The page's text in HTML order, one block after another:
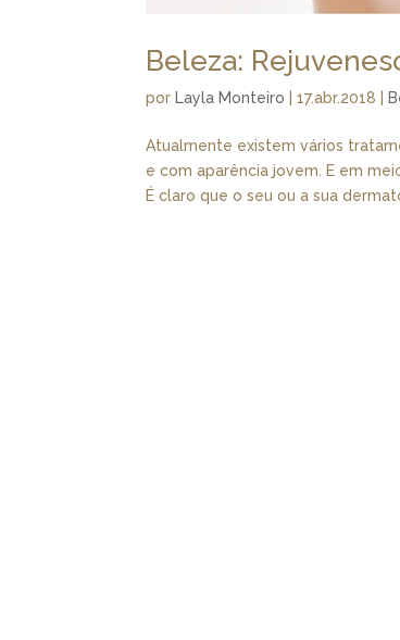
Beleza:
porLayla Monteiro |17.abr.2018 |
Atualmente existem vários
e com aparência jovem. E em
É claro que o seu ou a sua